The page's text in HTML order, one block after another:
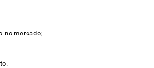
no mercado;